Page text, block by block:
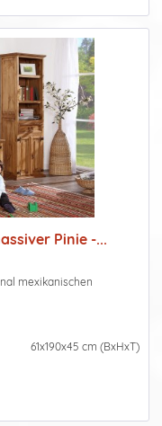
Pinie -...
mexikanischen
61x190x45 cm (BxHxT)